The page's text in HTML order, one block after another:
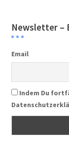
Newsletter –
Email
Indem Du